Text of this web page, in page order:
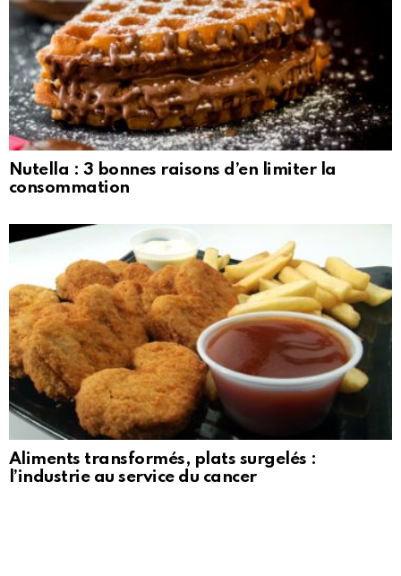
Nutella : 3 bonnes raisons d’en limiter la
consommation
Aliments transformés, plats surgelés :
l’industrie au service du cancer